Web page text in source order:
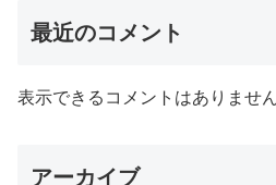
最近のコメント
表示できるコメントはありません
アーカイブ